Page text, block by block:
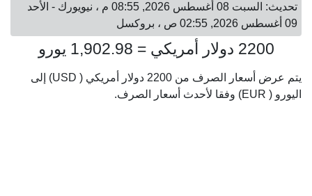
تحديث: السبت 08 أغسطس 2026, 08:55 م ، نيويورك - الأحد
09 أغسطس 2026, 02:55 ص ، بروكسل
2200 دولار أمريكي = 1,902.98 يورو
يتم عرض أسعار الصرف من 2200 دولار أمريكي ( USD) إلى
اليورو ( EUR) وفقا لأحدث أسعار الصرف.